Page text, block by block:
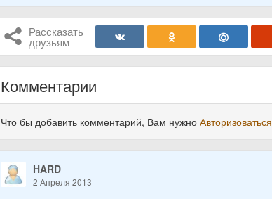
Рассказать
друзьям
Комментарии
Что бы добавить комментарий, Вам нужноАвторизоваться
HARD
2 Апреля 2013